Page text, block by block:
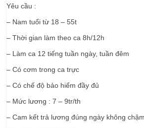
Yêu cầu :
– Nam tuổi từ 18 – 55t
– Thời gian làm theo ca 8h/12h
– Làm ca 12 tiếng tuần ngày, tuần đêm
– Có cơm trong ca trực
– Có chế độ bảo hiểm đầy đủ
– Mức lương : 7 – 9tr/th
– Cam kết trả lương đúng ngày không